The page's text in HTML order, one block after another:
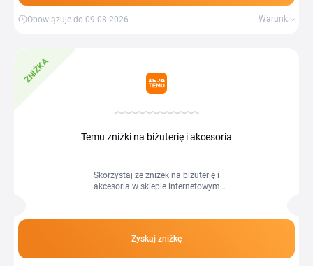
Obowiązuje do 09.08.2026 Warunki
ZNIŻKA
Temu zniżki na biżuterię i akcesoria
Skorzystaj ze zniżek na biżuterię i
akcesoria w sklepie internetowym
Zyskaj zniżkę